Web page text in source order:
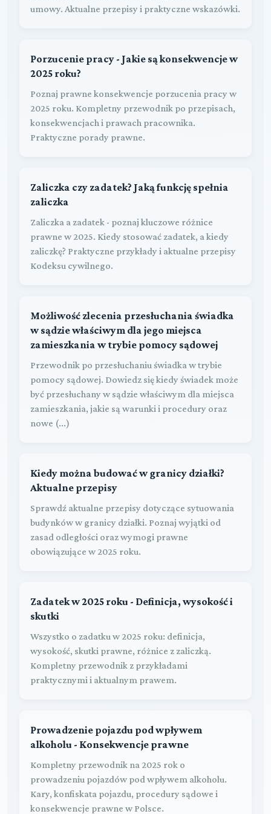
umowy. Aktualne przepisy i praktyczne wskazówki.
Porzucenie pracy - Jakie są konsekwencje w
2025 roku?
Poznaj prawne konsekwencje porzucenia pracy w
2025 roku. Kompletny przewodnik po przepisach,
konsekwencjach i prawach pracownika.
Praktyczne porady prawne.
Zaliczka czy zadatek? Jaką funkcję spełnia
zaliczka
Zaliczka a zadatek - poznaj kluczowe różnice
prawne w 2025. Kiedy stosować zadatek, a kiedy
zaliczkę? Praktyczne przykłady i aktualne przepisy
Kodeksu cywilnego.
Możliwość zlecenia przesłuchania świadka
w sądzie właściwym dla jego miejsca
zamieszkania w trybie pomocy sądowej
Przewodnik po przesłuchaniu świadka w trybie
pomocy sądowej. Dowiedz się kiedy świadek może
być przesłuchany w sądzie właściwym dla miejsca
zamieszkania, jakie są warunki i procedury oraz
nowe (...)
Kiedy można budować w granicy działki?
Aktualne przepisy
Sprawdź aktualne przepisy dotyczące sytuowania
budynków w granicy działki. Poznaj wyjątki od
zasad odległości oraz wymogi prawne
obowiązujące w 2025 roku.
Zadatek w 2025 roku - Definicja, wysokość i
skutki
Wszystko o zadatku w 2025 roku: definicja,
wysokość, skutki prawne, różnice z zaliczką.
Kompletny przewodnik z przykładami
praktycznymi i aktualnym prawem.
Prowadzenie pojazdu pod wpływem
alkoholu - Konsekwencje prawne
Kompletny przewodnik na 2025 rok o
prowadzeniu pojazdów pod wpływem alkoholu.
Kary, konfiskata pojazdu, procedury sądowe i
konsekwencje prawne w Polsce.